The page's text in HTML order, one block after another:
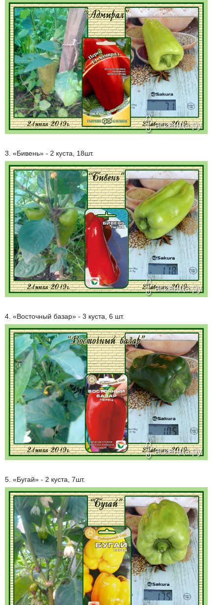
3. «Бивень» - 2 куста, 18шт.
4. «Восточный базар» - 3 куста, 6 шт.
5. «Бугай» - 2 куста, 7шт.